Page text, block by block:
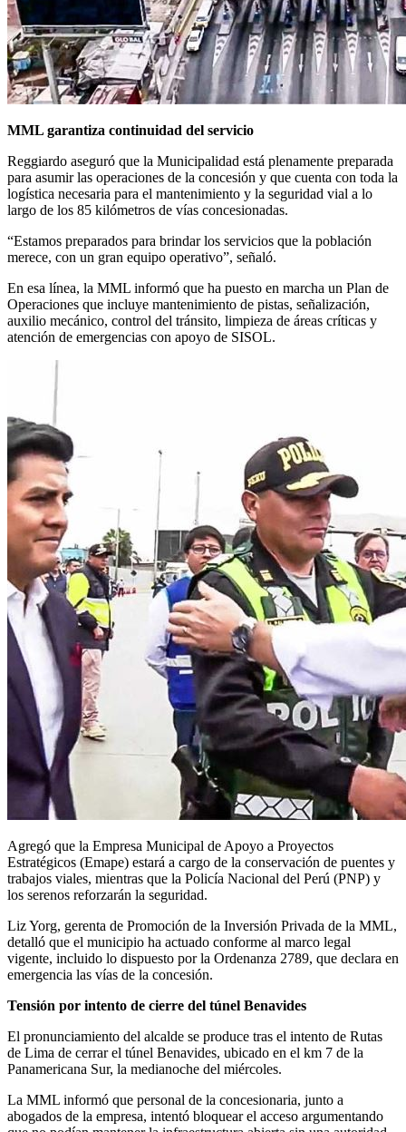
MML garantiza continuidad del servicio
Reggiardo aseguró que la Municipalidad está plenamente preparada
para asumir las operaciones de la concesión y que cuenta con toda la
logística necesaria para el mantenimiento y la seguridad vial a lo
largo de los 85 kilómetros de vías concesionadas.
“Estamos preparados para brindar los servicios que la población
merece, con un gran equipo operativo”, señaló.
En esa línea, la MML informó que ha puesto en marcha un Plan de
Operaciones que incluye mantenimiento de pistas, señalización,
auxilio mecánico, control del tránsito, limpieza de áreas críticas y
atención de emergencias con apoyo de SISOL.
Agregó que la Empresa Municipal de Apoyo a Proyectos
Estratégicos (Emape) estará a cargo de la conservación de puentes y
trabajos viales, mientras que la Policía Nacional del Perú (PNP) y
los serenos reforzarán la seguridad.
Liz Yorg, gerenta de Promoción de la Inversión Privada de la MML,
detalló que el municipio ha actuado conforme al marco legal
vigente, incluido lo dispuesto por la Ordenanza 2789, que declara en
emergencia las vías de la concesión.
Tensión por intento de cierre del túnel Benavides
El pronunciamiento del alcalde se produce tras el intento de Rutas
de Lima de cerrar el túnel Benavides, ubicado en el km 7 de la
Panamericana Sur, la medianoche del miércoles.
La MML informó que personal de la concesionaria, junto a
abogados de la empresa, intentó bloquear el acceso argumentando